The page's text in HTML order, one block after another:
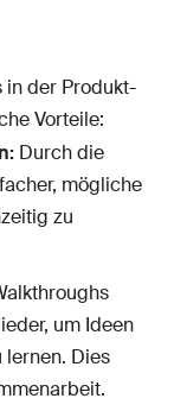
in der Produkt-
Vorteile:
Durch die
mögliche
zu
um Ideen
lernen. Dies